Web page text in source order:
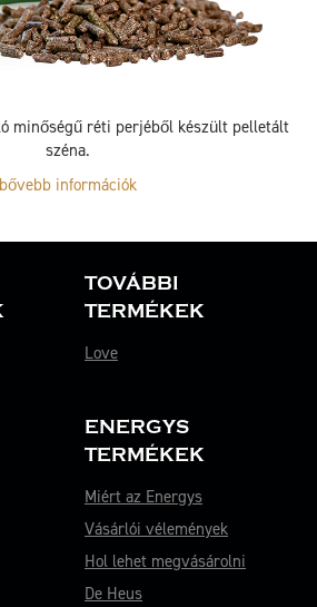
minőségű réti perjéből készült pelletált
széna.
bővebb információk
TOVÁBBI
TERMÉKEK
Love
ENERGYS
TERMÉKEK
Miért az Energys
Vásárlói vélemények
Hol lehet megvásárolni
De Heus